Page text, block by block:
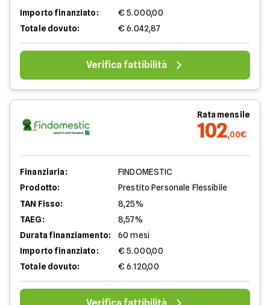
Importo finanziato:
€ 5.000,00
Totale dovuto:
€ 6.042,87
Verifica fattibilità
Rata mensile
102,00€
Finanziaria:
FINDOMESTIC
Prodotto:
Prestito Personale Flessibile
TAN Fisso:
8,25%
TAEG:
8,57%
Durata finanziamento:
60 mesi
Importo finanziato:
€ 5.000,00
Totale dovuto:
€ 6.120,00